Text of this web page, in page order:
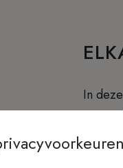
In
van
Welkom!